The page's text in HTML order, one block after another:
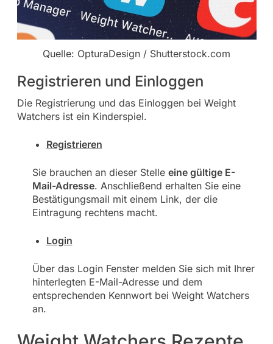
Quelle: OpturaDesign / Shutterstock.com
Registrieren und Einloggen
Die Registrierung und das Einloggen bei Weight
Watchers ist ein Kinderspiel.
Registrieren
Sie brauchen an dieser Stelle eine gültige E-
Mail-Adresse. Anschließend erhalten Sie eine
Bestätigungsmail mit einem Link, der die
Eintragung rechtens macht.
Login
Über das Login Fenster melden Sie sich mit Ihrer
hinterlegten E-Mail-Adresse und dem
entsprechenden Kennwort bei Weight Watchers
an.